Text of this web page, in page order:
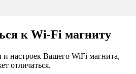
к Wi-Fi магниту
настроек Вашего WiFi магнита,
отличаться.